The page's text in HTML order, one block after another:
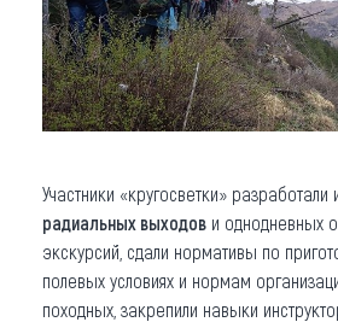
Участники «кругосветки»
радиальных выходов и однодневных
экскурсий, сдали нормативы по
полевых условиях и нормам
походных, закрепили навыки